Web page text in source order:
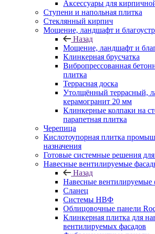
Аксессуары для
Ступени и напольная плитка
Cтеклянный кирпич
Мощение, ландшафт и
Назад
Мощение, ландшафт и
Клинкерная брусчатка
Вибропрессованная
плитка
Террасная доска
Утолщённый террасный,
керамогранит 20 мм
Клинкерные колпаки на
парапетная плитка
Черепица
Кислотоупорная плитка
назначения
Готовые системные решения
Навесные вентилируемые
Назад
Навесные вентилируемые
Сланец
Системы НВФ
Облицовочные панели
Клинкерная плитка для
вентилируемых фасадов